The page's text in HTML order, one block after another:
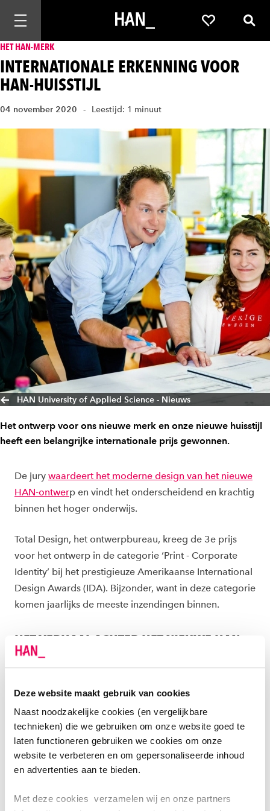
Deze website maakt gebruik van cookies
Naast noodzakelijke cookies (en vergelijkbare
technieken) die we gebruiken om onze website goed te
laten functioneren gebruiken we cookies om onze
website te verbeteren en om gepersonaliseerde inhoud
en advertenties aan te bieden.
Met deze cookies verzamelen wij en onze partners
Mobiele navigatie openen Favorieten
HET HAN-MERK
INTERNATIONALE ERKENNING VOOR
HAN-HUISSTIJL
04 november 2020 Leestijd: 1 minuut
HAN University of Applied Science - Nieuws
Het ontwerp voor ons nieuwe merk en onze nieuwe huisstijl
heeft een belangrijke internationale prijs gewonnen.
De jury waardeert het moderne design van het nieuwe
HAN-ontwerp en vindt het onderscheidend en krachtig
binnen het hoger onderwijs.
Total Design, het ontwerpbureau, kreeg de 3e prijs
voor het ontwerp in de categorie ‘Print - Corporate
Identity’ bij het prestigieuze Amerikaanse International
Design Awards (IDA). Bijzonder, want in deze categorie
komen jaarlijks de meeste inzendingen binnen.
HET VERHAAL ACHTER HET NIEUWE HAN-
MERK
springplank die de HAN wil zijn. Het nieuwe visuele
ontwerp laat deze beweging goed zien. Het moedigt
studenten aan om te groeien en ontwikkelen, aldus de
beschrijving.
Het HAN-merk is niet zomaar een nieuw logo. Het
merk staat symbool voor onze cultuur. Een cultuur